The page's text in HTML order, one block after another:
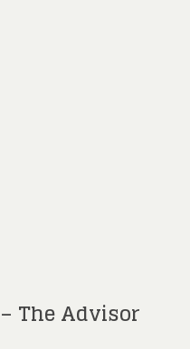
The Advisor